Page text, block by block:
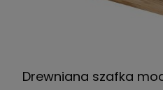
Drewniana szafka